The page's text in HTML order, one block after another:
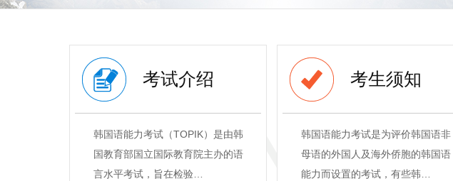
考试介绍
韩国语能力考试（TOPIK）是由韩
国教育部国立国际教育院主办的语
言水平考试，旨在检验…
考生须知
韩国语能力考试是为评价韩国语非
母语的外国人及海外侨胞的韩国语
能力而设置的考试，有些韩…